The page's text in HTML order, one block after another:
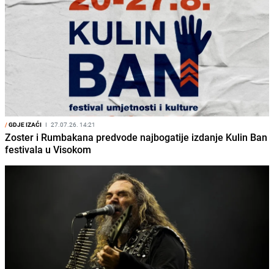
/GDJE IZAĆI I 27.07.26. 14:21
Zoster i Rumbakana predvode najbogatije izdanje Kulin Ban
festivala u Visokom